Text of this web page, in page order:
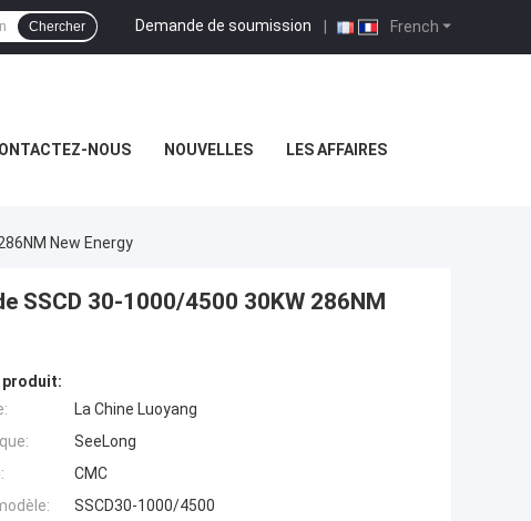
French
Demande de soumission |
Chercher
NOUS NOUVELLES LES AFFAIRES
New Energy
SSCD 30-1000/4500 30KW 286NM
produit:
La Chine Luoyang
SeeLong
CMC
SSCD30-1000/4500